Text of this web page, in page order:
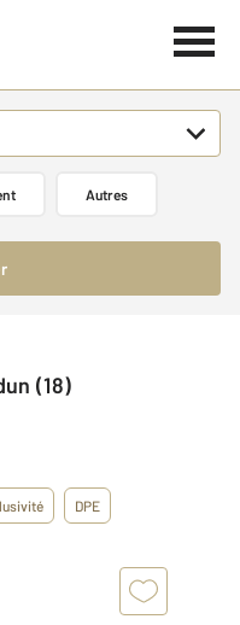
Autres
(18)
DPE